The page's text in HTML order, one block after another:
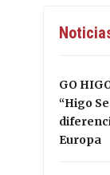
GO
“Higo
Europa